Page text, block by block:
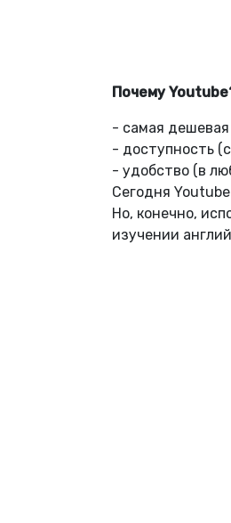
Почему
- самая
- доступность
- удобство (в
Сегодня
Но, конечно,
изучении